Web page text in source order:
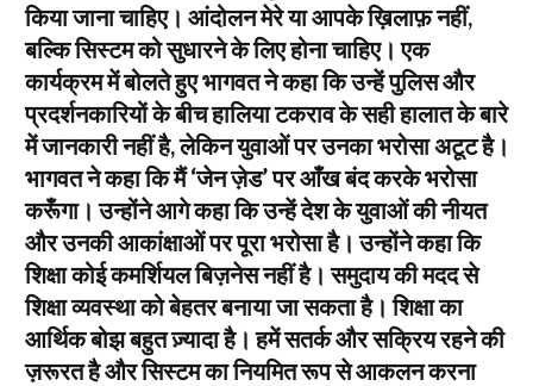
किया जाना चाहिए। आंदोलन मेरे या आपके ख़िलाफ़ नहीं,
बल्कि सिस्टम को सुधारने के लिए होना चाहिए। एक
कार्यक्रम में बोलते हुए भागवत ने कहा कि उन्हें पुलिस और
प्रदर्शनकारियों के बीच हालिया टकराव के सही हालात के बारे
में जानकारी नहीं है, लेकिन युवाओं पर उनका भरोसा अटूट है।
भागवत ने कहा कि मैं ‘जेन ज़ेड’ पर आँख बंद करके भरोसा
करूँगा। उन्होंने आगे कहा कि उन्हें देश के युवाओं की नीयत
और उनकी आकांक्षाओं पर पूरा भरोसा है। उन्होंने कहा कि
शिक्षा कोई कमर्शियल बिज़नेस नहीं है। समुदाय की मदद से
शिक्षा व्यवस्था को बेहतर बनाया जा सकता है। शिक्षा का
आर्थिक बोझ बहुत ज़्यादा है। हमें सतर्क और सक्रिय रहने की
ज़रूरत है और सिस्टम का नियमित रूप से आकलन करना